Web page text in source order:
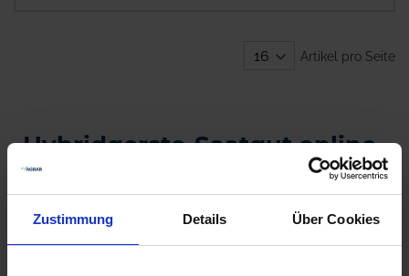
Zustimmung Details Über Cookies
Artikel pro Seite
Hybridgerste-Saatgut online
kaufen bei myAGRAR
Hybridgerste ist eine moderne Züchtung, die in der
Landwirtschaft zunehmend an Bedeutung gewinnt. Diese
spezielle Gerstensorte vereint die besten Eigenschaften